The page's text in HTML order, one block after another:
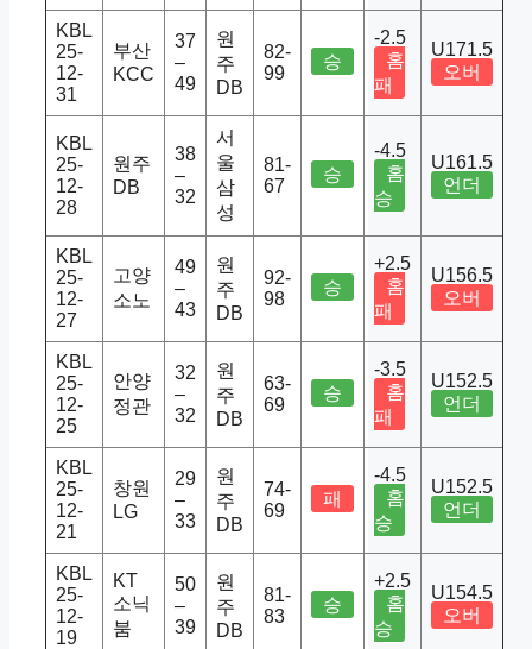
KBL
25-
12-
31
부산
KCC
37
–
49
원
주
DB
82-
99
승
-2.5
홈
패
U171.5
오버
KBL
25-
12-
28
원주
DB
38
–
32
서
울
삼
성
81-
67
승
-4.5
홈
승
U161.5
언더
KBL
25-
12-
27
고양
소노
49
–
43
원
주
DB
92-
98
승
+2.5
홈
패
U156.5
오버
KBL
25-
12-
25
안양
정관
32
–
32
원
주
DB
63-
69
승
-3.5
홈
패
U152.5
언더
KBL
25-
12-
21
창원
LG
29
–
33
원
주
DB
74-
69
패
-4.5
홈
승
U152.5
언더
KBL
25-
12-
19
KT
소닉
붐
50
–
39
원
주
DB
81-
83
승
+2.5
홈
승
U154.5
오버